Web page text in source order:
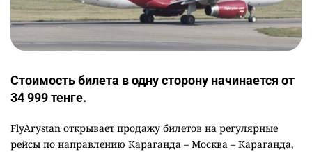
Стоимость билета в одну сторону начинается от
34 999 тенге.
FlyArystan открывает продажу билетов на регулярные
рейсы по направлению Караганда – Москва – Караганда,